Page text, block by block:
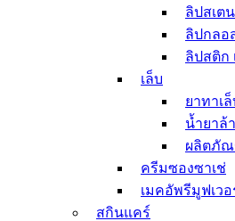
มาสก์ลำค
ดูแลเส้นผมและผิ
ดูแลเส้นผม
แช
ครี
ทรี
ดร
ยา
ดูแลผิวกาย
ลิปสเต
ลิปกลอ
ลิปสติก
เล็บ
ยาทาเล็
น้ำยาล้
ผลิตภัณ
ครีมซองซาเช่
เมคอัพรีมูฟเวอ
สกินแคร์